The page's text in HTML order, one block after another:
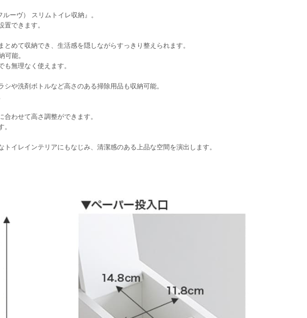
ーヴ） スリムトイレ収納』。
できます。
めて収納でき、生活感を隠しながらすっきり整えられます。
可能。
無理なく使えます。
や洗剤ボトルなど高さのある掃除用品も収納可能。
わせて高さ調整ができます。
イレインテリアにもなじみ、清潔感のある上品な空間を演出します。